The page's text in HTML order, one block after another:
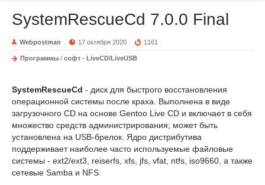
SystemRescueCd 7.0.0 Final
Webpostman 17 октября 2020 1161
Программы / софт - LiveCD/LiveUSB
SystemRescueCd - диск для быстрого восстановления
операционной системы после краха. Выполнена в виде
загрузочного CD на основе Gentoo Live CD и включает в себя
множество средств администрирования; может быть
установлена на USB-брелок. Ядро дистрибутива
поддерживает наиболее часто используемые файловые
системы - ext2/ext3, reiserfs, xfs, jfs, vfat, ntfs, iso9660, а также
сетевые Samba и NFS.